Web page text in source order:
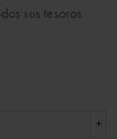
sus tesoros
+